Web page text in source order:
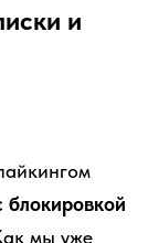
и
блокировкой
мы уже